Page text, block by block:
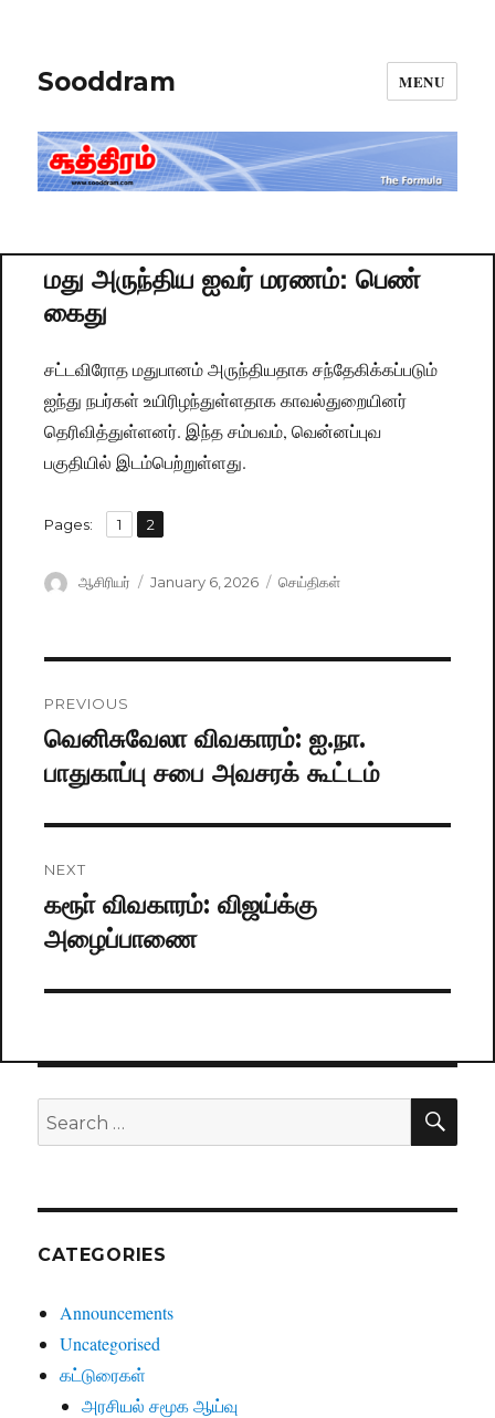
Sooddram MENU
மது அருந்திய ஐவர் மரணம்: பெண்
கைது
சட்டவிரோத மதுபானம் அருந்தியதாக சந்தேகிக்கப்படும்
ஐந்து நபர்கள் உயிரிழந்துள்ளதாக காவல்துறையினர்
தெரிவித்துள்ளனர். இந்த சம்பவம், வென்னப்புவ
பகுதியில் இடம்பெற்றுள்ளது.
Pages: Page
1 ,
Page
2
Author
ஆசிரியர்
Posted
January 6, 2026 Categories
செய்திகள்
navigation
PREVIOUS
Previous
post:
வெனிசுவேலா விவகாரம்: ஐ.நா.
பாதுகாப்பு சபை அவசரக் கூட்டம்
NEXT
Next
post:
கரூா் விவகாரம்: விஜய்க்கு
அழைப்பாணை
Search
for:
CATEGORIES
Announcements
Uncategorised
கட்டுரைகள்
அரசியல் சமூக ஆய்வு